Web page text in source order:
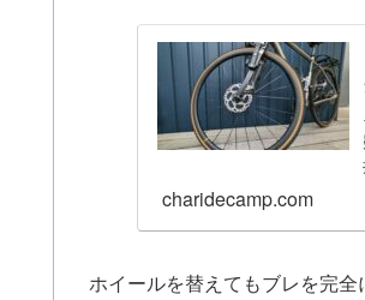
charidecamp.com
ホイールを替えてもブレを完